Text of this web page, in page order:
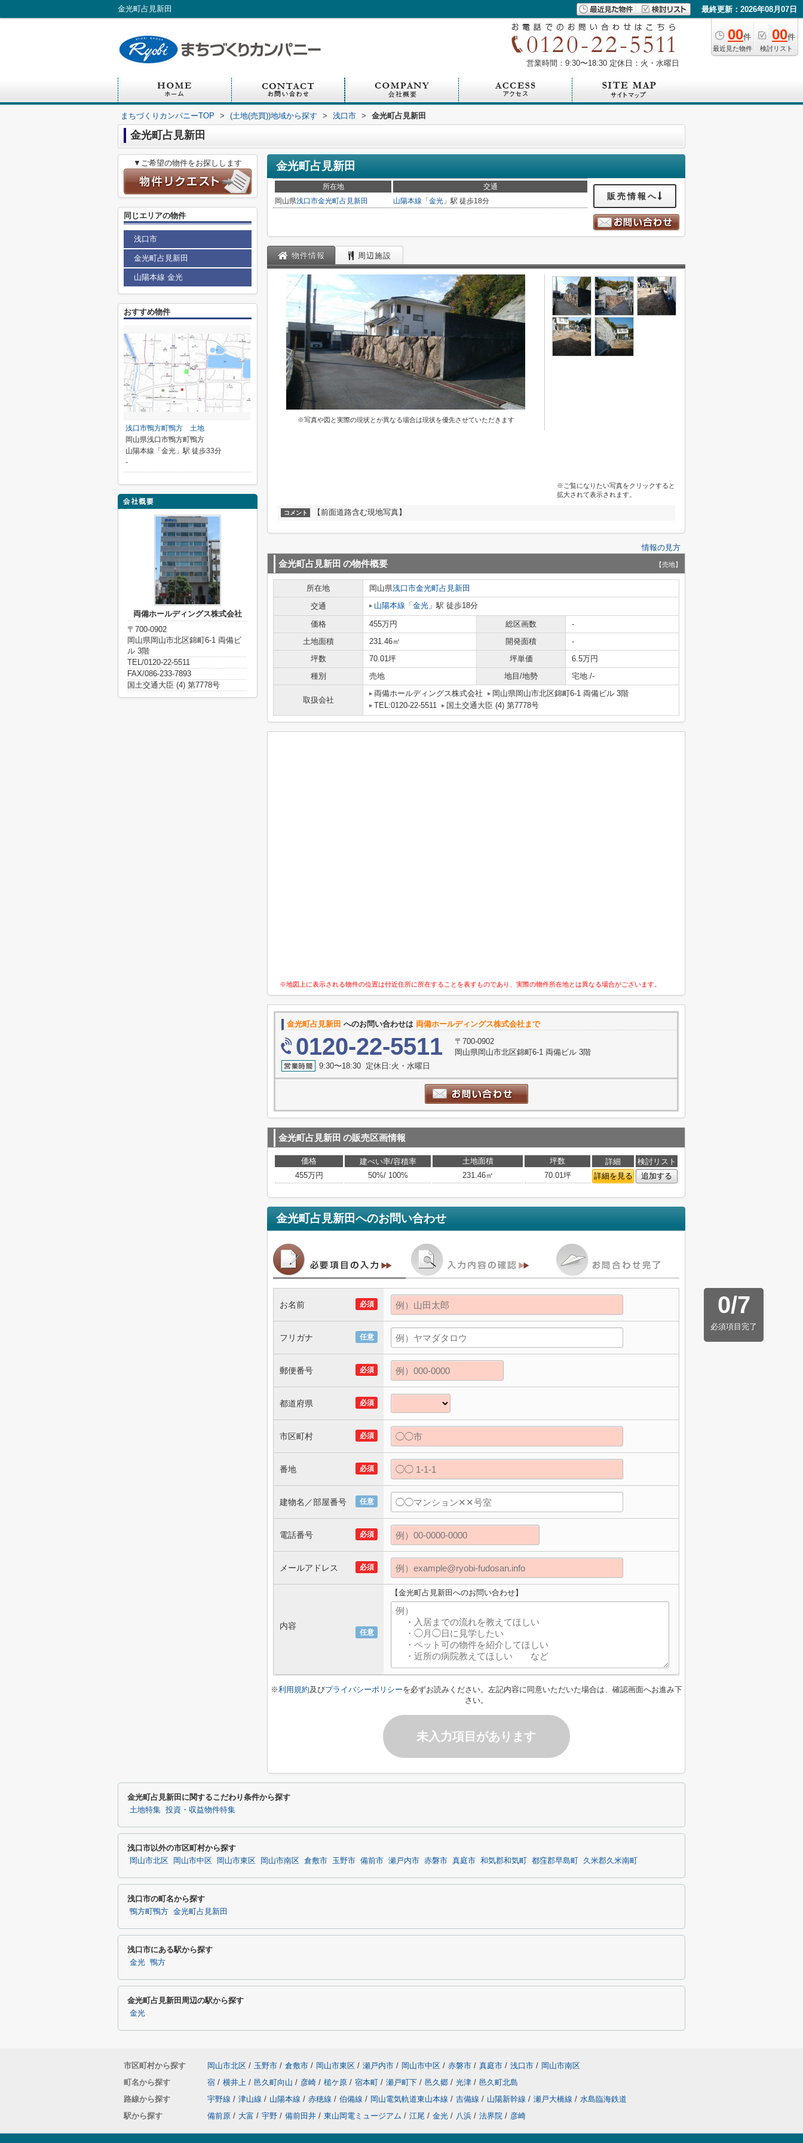
金光町占見新田 最終更新：2026年08月07日
00件
最近見た物件
00件
検討リスト
営業時間：9:30〜18:30 定休日：火・水曜日
まちづくりカンパニーTOP > (土地(売買))地域から探す > 浅口市 > 金光町占見新田
金光町占見新田
金光町占見新田
所在地
交通
岡山県浅口市金光町占見新田 山陽本線 「 金光 」駅 徒歩18分 販売情報へ
物件情報 周辺施設
※写真や図と実際の現状とが異なる場合は現状を優先させていただきます
※ご覧になりたい写真をクリックすると
拡大されて表示されます。
コメント 【前面道路含む現地写真】
情報の見方
金光町占見新田 の物件概要 【売地】
所在地 岡山県浅口市金光町占見新田
交通
山陽本線 「 金光 」駅 徒歩18分
価格 455万円 総区画数
-
土地面積
231.46㎡ 開発面積
-
坪数
70.01坪 坪単価
6.5万円
種別
売地 地目/地勢 宅地 /-
取扱会社
両備ホールディングス株式会社
岡山県岡山市北区錦町6-1 両備ビル 3階
TEL:0120-22-5511
国土交通大臣 (4) 第7778号
※地図上に表示される物件の位置は付近住所に所在することを表すものであり、実際の物件所在地とは異なる場合がございます。
金光町占見新田 へのお問い合わせは 両備ホールディングス株式会社まで
0120-22-5511
〒700-0902
岡山県岡山市北区錦町6-1 両備ビル 3階
9:30〜18:30 定休日:火・水曜日
金光町占見新田 の販売区画情報
価格 建ぺい率/容積率 土地面積 坪数 詳細
検討リスト
455万円
50%/ 100% 231.46㎡ 70.01坪 詳細を見る 追加する
金光町占見新田へのお問い合わせ
0/7
必須項目完了
必須
お名前
任意
フリガナ
必須
郵便番号
必須
都道府県
必須
市区町村
必須
番地
任意
建物名／部屋番号
必須
電話番号
必須
メールアドレス
任意
内容
【金光町占見新田へのお問い合わせ】
※利用規約及びプライバシーポリシーを必ずお読みください。左記内容に同意いただいた場合は、確認画面へお進み下
さい。
未入力項目があります
▼ご希望の物件をお探しします
同じエリアの物件
浅口市
金光町占見新田
山陽本線 金光
おすすめ物件
浅口市鴨方町鴨方 土地
岡山県浅口市鴨方町鴨方
山陽本線「金光」駅 徒歩33分
-
両備ホールディングス株式会社
〒700-0902
岡山県岡山市北区錦町6-1 両備ビ
ル 3階
TEL/0120-22-5511
FAX/086-233-7893
国土交通大臣 (4) 第7778号
金光町占見新田に関するこだわり条件から探す
土地特集 投資・収益物件特集
浅口市以外の市区町村から探す
岡山市北区 岡山市中区 岡山市東区 岡山市南区 倉敷市 玉野市 備前市 瀬戸内市 赤磐市 真庭市 和気郡和気町 都窪郡早島町 久米郡久米南町
浅口市の町名から探す
鴨方町鴨方 金光町占見新田
浅口市にある駅から探す
金光 鴨方
金光町占見新田周辺の駅から探す
金光
市区町村から探す 岡山市北区 / 玉野市 / 倉敷市 / 岡山市東区 / 瀬戸内市 / 岡山市中区 / 赤磐市 / 真庭市 / 浅口市 / 岡山市南区
町名から探す
宿 / 横井上 / 邑久町向山 / 彦崎 / 槌ケ原 / 宿本町 / 瀬戸町下 / 邑久郷 / 光津 / 邑久町北島
路線から探す
宇野線 / 津山線 / 山陽本線 / 赤穂線 / 伯備線 / 岡山電気軌道東山本線 / 吉備線 / 山陽新幹線 / 瀬戸大橋線 / 水島臨海鉄道
駅から探す
備前原 / 大富 / 宇野 / 備前田井 / 東山岡電ミュージアム / 江尾 / 金光 / 八浜 / 法界院 / 彦崎